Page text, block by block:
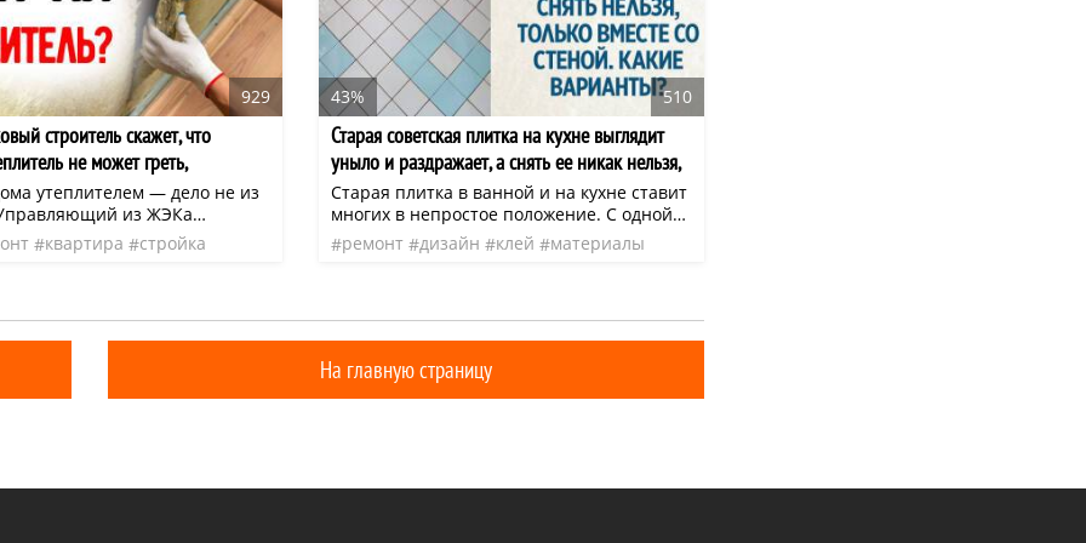
929
строитель скажет, что
не может греть,
нужно ли вообще утепляться
утеплителем — дело не из
из ЖЭКа
на утепление стен,
сохранить тепло в
квартира стройка
43% 510
Старая советская плитка на кухне выглядит
уныло и раздражает, а снять ее никак нельзя,
что делать при таком раскладе
Старая плитка в ванной и на кухне ставит
многих в непростое положение. С одной
стороны, смотреть на ее устаревший
дизайн, трещины и сколы без слез просто
ремонт дизайн клей материалы
На главную страницу